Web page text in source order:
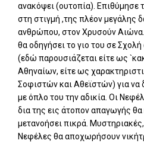
ανακόψει (ουτοπία). Επιθύμησε
στη στιγμή ,της πλέον μεγάλης
ανθρώπου, στον Χρυσούν
θα οδηγήσει το γιο του σε
(εδώ παρουσιάζεται είτε ως
Αθηναίων, είτε ως
Σοφιστών και Αθεϊστών) για να
με όπλο του την αδικία. Οι
δια της εις άτοπον απαγωγής
μετανοήσει πικρά.
Νεφέλες θα αποχωρήσουν